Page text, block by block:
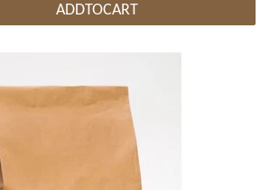
ADDTOCART